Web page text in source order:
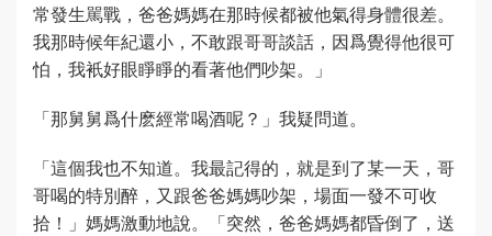
常發生駡戰，爸爸媽媽在那時候都被他氣得身體很差。
我那時候年紀還小，不敢跟哥哥談話，因爲覺得他很可
怕，我衹好眼睜睜的看著他們吵架。」
「那舅舅爲什麽經常喝酒呢？」我疑問道。
「這個我也不知道。我最記得的，就是到了某一天，哥
哥喝的特別醉，又跟爸爸媽媽吵架，場面一發不可收
拾！」媽媽激動地說。「突然，爸爸媽媽都昏倒了，送